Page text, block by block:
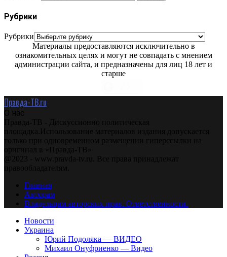
Рубрики
Рубрики
Материалы предоставляются исключительно в
ознакомительных целях и могут не совпадать с мнением
администрации сайта, и предназначены для лиц 18 лет и
старше
Правда-ТВ.ru
О нас
Правда-ТВ - Дискуссионно политическая
площадка.Использование материалов издания допускается
только при одновременном размещении гиперссылки на
оригинал в «Правда-ТВ»
@2023 - www.pravda-tv.ru. Все права принадлежат
правообладателям.
Главная
Авторам
Владельцам авторских прав. Ответственности.
Новости
Украина
Юрий Подоляка — ВИДЕО
Михаил Онуфриенко — Видео